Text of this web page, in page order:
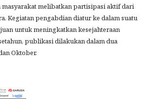
melibatkan partisipasi aktif dari
Kegiatan pengabdian diatur ke dalam suatu
untuk meningkatkan kesejahteraan
publikasi dilakukan dalam dua
Oktober.